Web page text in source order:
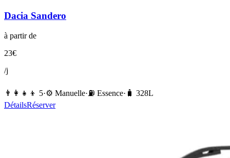
Dacia Sandero
à partir de
23€
/j
👨‍👩‍👧‍👦 5·⚙️ Manuelle·⛽️ Essence· 🧳 328L
DétailsRéserver